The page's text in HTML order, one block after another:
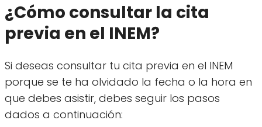
¿Cómo consultar la cita
previa en el INEM?
Si deseas consultar tu cita previa en el INEM
porque se te ha olvidado la fecha o la hora en
que debes asistir, debes seguir los pasos
dados a continuación: